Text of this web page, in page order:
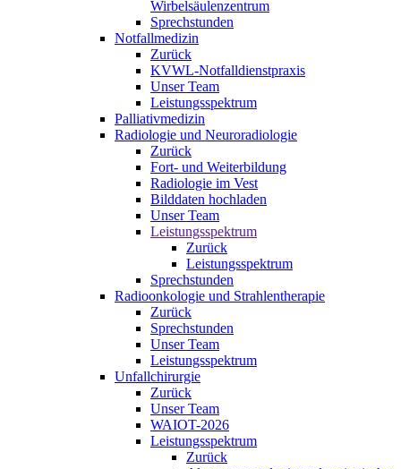
Wirbelsäulenzentrum
Sprechstunden
Notfallmedizin
Zurück
KVWL-Notfalldienstpraxis
Unser Team
Leistungsspektrum
Palliativmedizin
Radiologie und Neuroradiologie
Zurück
Fort- und Weiterbildung
Radiologie im Vest
Bilddaten hochladen
Unser Team
Leistungsspektrum
Zurück
Leistungsspektrum
Sprechstunden
Radioonkologie und Strahlentherapie
Zurück
Sprechstunden
Unser Team
Leistungsspektrum
Unfallchirurgie
Zurück
Unser Team
WAIOT-2026
Leistungsspektrum
Zurück